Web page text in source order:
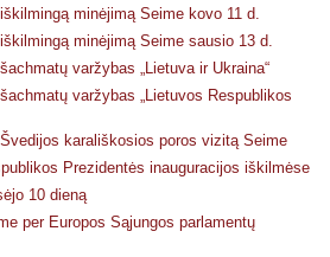
minėjimą Seime kovo 11 d.
minėjimą Seime sausio 13 d.
varžybas „Lietuva ir Ukraina“
varžybas „Lietuvos Respublikos
karališkosios poros vizitą Seime
Prezidentės inauguracijos iškilmėse
10 dieną
per Europos Sąjungos parlamentų